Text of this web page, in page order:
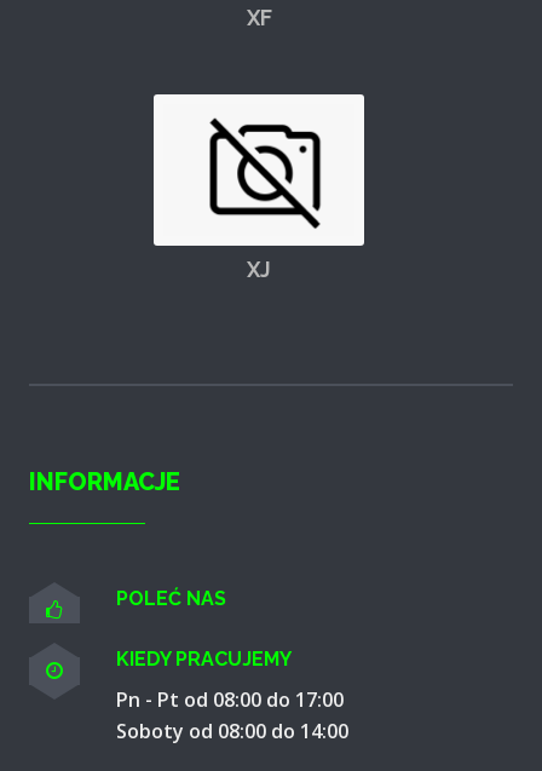
XF
XJ
INFORMACJE
POLEĆ NAS
KIEDY PRACUJEMY
Pn - Pt od 08:00 do 17:00
Soboty od 08:00 do 14:00